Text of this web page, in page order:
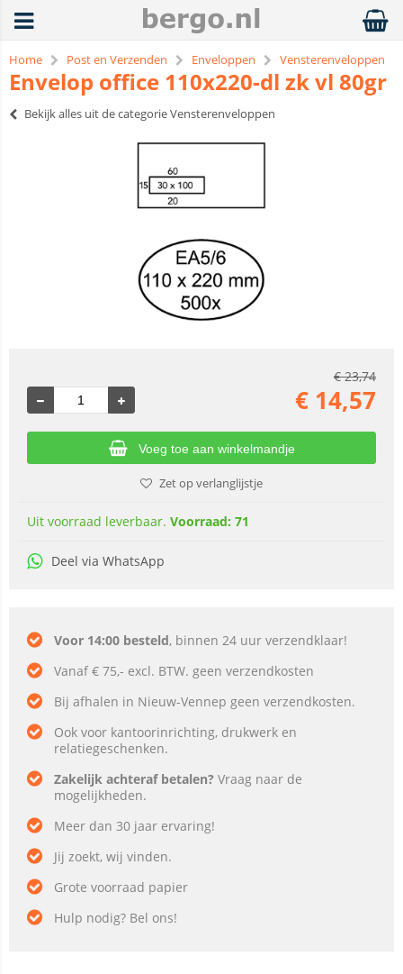
Home Post en Verzenden Enveloppen Vensterenveloppen
Envelop office 110x220-dl zk vl 80gr
Bekijk alles uit de categorie Vensterenveloppen
€23,74
€ 14,57
Voeg toe aan winkelmandje
Zet op verlanglijstje
Uit voorraad leverbaar. Voorraad: 71
Deel via WhatsApp
Voor 14:00 besteld, binnen 24 uur verzendklaar!
Vanaf € 75,- excl. BTW. geen verzendkosten
Bij afhalen in Nieuw-Vennep geen verzendkosten.
Ook voor kantoorinrichting, drukwerk en
relatiegeschenken.
Zakelijk achteraf betalen? Vraag naar de
mogelijkheden.
Meer dan 30 jaar ervaring!
Jij zoekt, wij vinden.
Grote voorraad papier
Hulp nodig? Bel ons!